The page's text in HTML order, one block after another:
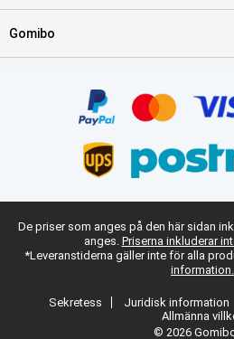
Gomibo
De priser som anges på den här sidan
anges. Priserna inkluderar
*Leveranstiderna gäller inte för alla
information.
Sekretess Juridisk information
Allmänna
© 2026